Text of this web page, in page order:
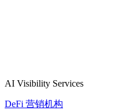
AI Visibility Services
DeFi 营销机构